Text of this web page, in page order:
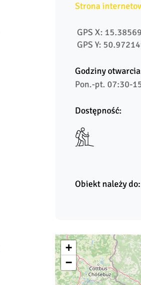
Strona
GPS X:
GPS Y:
Godziny
Pon.-pt. 07:30-
Dostępność:
Obiekt należy do:
+
−